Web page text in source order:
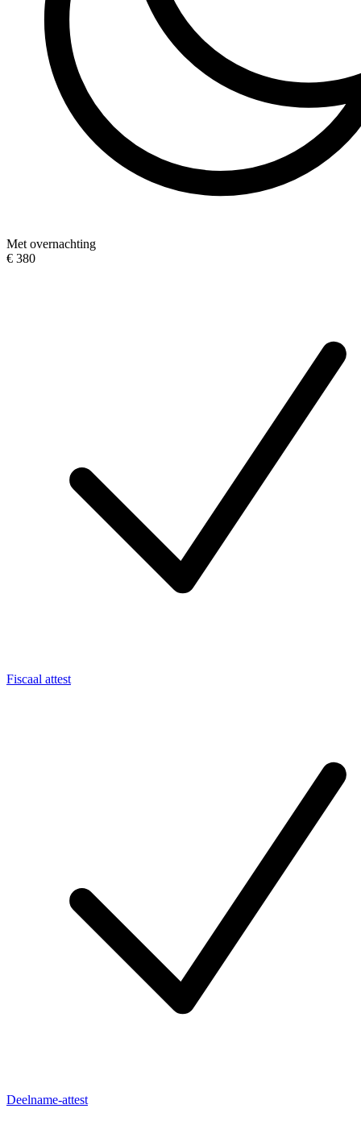
Met overnachting
€ 380
Fiscaal attest
Deelname-attest